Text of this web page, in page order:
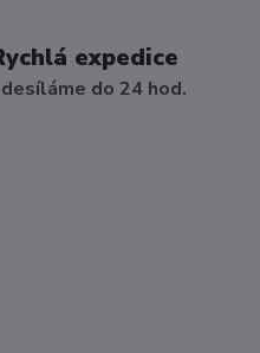
expedice
do 24 hod.